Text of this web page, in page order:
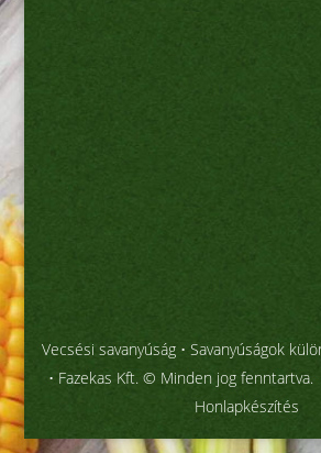
Vecsési savanyúság • Savanyúságok
• Fazekas Kft. © Minden jog fenntartva.
Honlapkészítés